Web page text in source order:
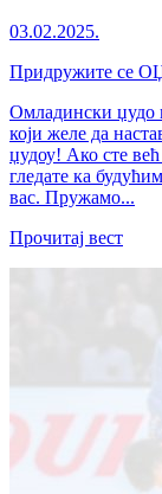
03.02.2025.
Придружите се
Омладински џудо
који желе да
џудоу! Ако сте
гледате ка
вас. Пружамо...
Прочитај вест